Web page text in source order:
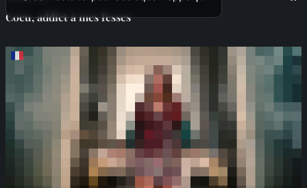
Cocu, addict à mes fesses